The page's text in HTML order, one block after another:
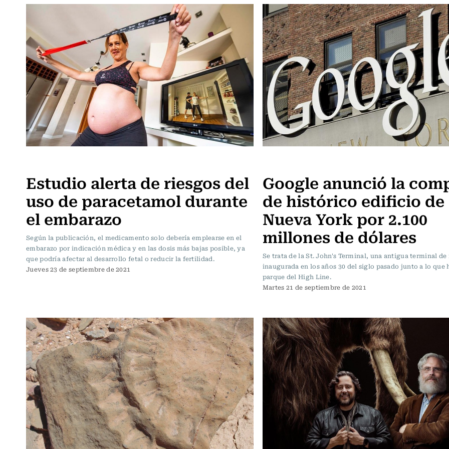
Estudio alerta de riesgos del
uso de paracetamol durante
el embarazo
Según la publicación, el medicamento solo debería emplearse en el
embarazo por indicación médica y en las dosis más bajas posible, ya
que podría afectar al desarrollo fetal o reducir la fertilidad.
Jueves 23 de septiembre de 2021
Google anunció la
de histórico edificio de
Nueva York por 2.100
millones de dólares
Se trata de la St. John's Terminal, una antigua terminal de
inaugurada en los años 30 del siglo pasado junto a lo que
parque del High Line.
Martes 21 de septiembre de 2021